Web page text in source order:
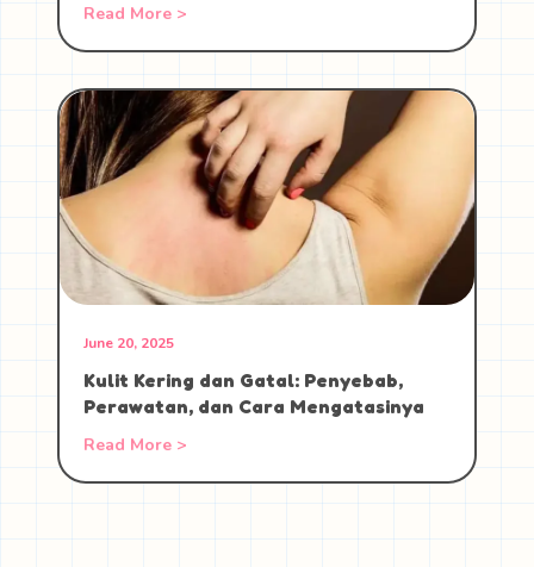
Read More >
June 20, 2025
Kulit Kering dan Gatal: Penyebab,
Perawatan, dan Cara Mengatasinya
Read More >